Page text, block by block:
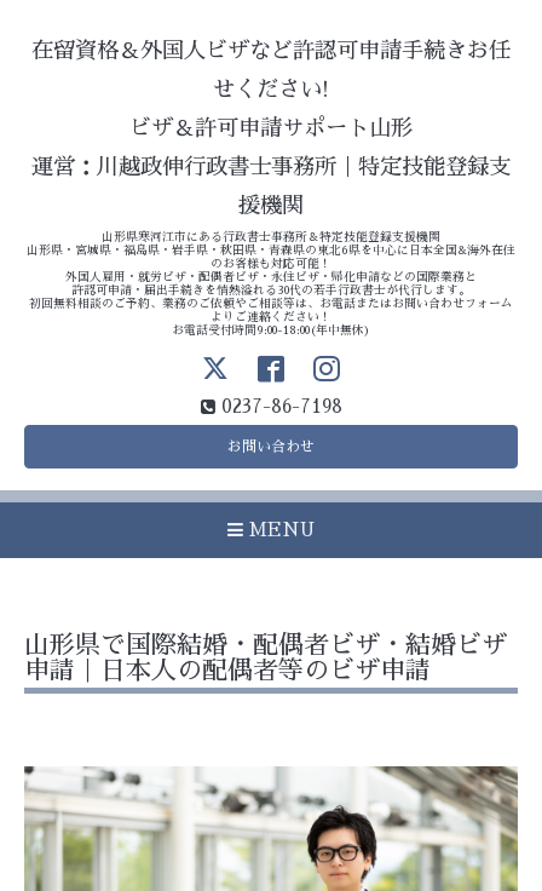
在留資格＆外国人ビザなど許認可申請手続きお任
せください!
ビザ＆許可申請サポート山形
運営：川越政伸行政書士事務所｜特定技能登録支
援機関
山形県寒河江市にある行政書士事務所＆特定技能登録支援機関
山形県・宮城県・福島県・岩手県・秋田県・青森県の東北6県を中心に日本全国&海外在住
のお客様も対応可能！
外国人雇用・就労ビザ・配偶者ビザ・永住ビザ・帰化申請などの国際業務と
許認可申請・届出手続きを情熱溢れる30代の若手行政書士が代行します。
初回無料相談のご予約、業務のご依頼やご相談等は、お電話またはお問い合わせフォーム
よりご連絡ください！
お電話受付時間9:00-18:00(年中無休)
0237-86-7198
お問い合わせ
MENU
山形県で国際結婚・配偶者ビザ・結婚ビザ
申請｜日本人の配偶者等のビザ申請